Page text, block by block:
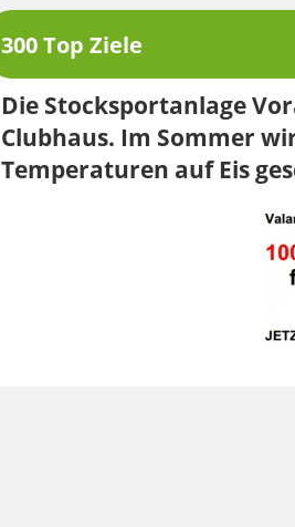
300 Top Ziele
Die Stocksportanlage
Clubhaus. Im Sommer
Temperaturen auf Eis